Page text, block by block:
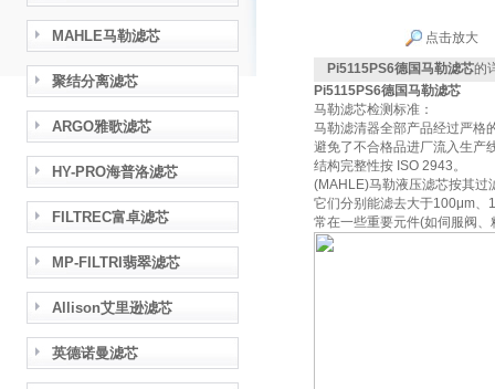
MAHLE马勒滤芯
聚结分离滤芯
ARGO雅歌滤芯
HY-PRO海普洛滤芯
FILTREC富卓滤芯
MP-FILTRI翡翠滤芯
Allison艾里逊滤芯
英德诺曼滤芯
点击放大
Pi5115PS6德国马勒滤芯的
Pi5115PS6德国马勒滤芯
马勒滤芯检测标准：
马勒滤清器全部产品经过严格
避免了不合格品进厂流入生产
结构完整性按 ISO 2943。
(MAHLE)马勒液压滤芯按其过
它们分别能滤去大于100μm、
常在一些重要元件(如伺服阀